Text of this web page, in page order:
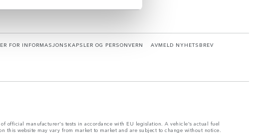
FOR INFORMASJONSKAPSLER OG PERSONVERN AVMELD NYHETSBREV
official manufacturer's tests in accordance with EU legislation. A vehicle's actual fuel
website may vary from market to market and are subject to change without notice.